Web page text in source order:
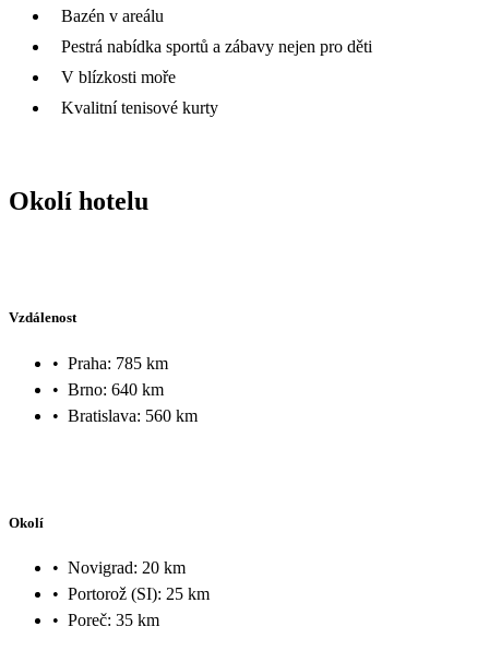
Bazén v areálu
Pestrá nabídka sportů a zábavy nejen pro děti
V blízkosti moře
Kvalitní tenisové kurty
Okolí hotelu
Vzdálenost
• Praha: 785 km
• Brno: 640 km
• Bratislava: 560 km
Okolí
• Novigrad: 20 km
• Portorož (SI): 25 km
• Poreč: 35 km